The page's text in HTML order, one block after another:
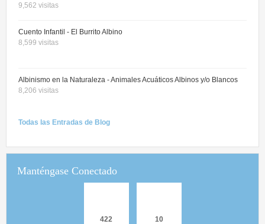
9,562 visitas
Cuento Infantil - El Burrito Albino
8,599 visitas
Albinismo en la Naturaleza - Animales Acuáticos Albinos y/o Blancos
8,206 visitas
Todas las Entradas de Blog
Manténgase Conectado
422
10